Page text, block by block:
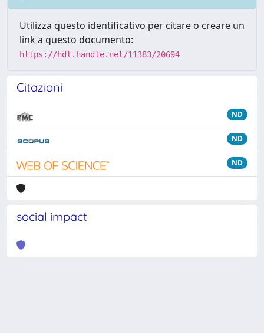
Utilizza questo identificativo per citare o creare un
link a questo documento:
https://hdl.handle.net/11383/20694
Citazioni
ND
ND
ND
social impact